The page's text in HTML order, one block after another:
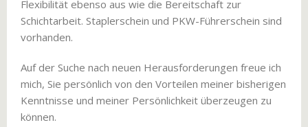
Flexibilität ebenso aus wie die Bereitschaft zur
Schichtarbeit. Staplerschein und PKW-Führerschein sind
vorhanden.
Auf der Suche nach neuen Herausforderungen freue ich
mich, Sie persönlich von den Vorteilen meiner bisherigen
Kenntnisse und meiner Persönlichkeit überzeugen zu
können.